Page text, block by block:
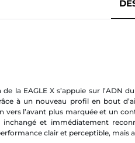
de la EAGLE X s’appuie sur l’ADN
à un nouveau profil en bout
vers l’avant plus marquée et un
et immédiatement
clair et perceptible, mais